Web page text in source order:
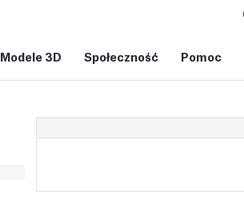
Modele 3D Społeczność Pomoc